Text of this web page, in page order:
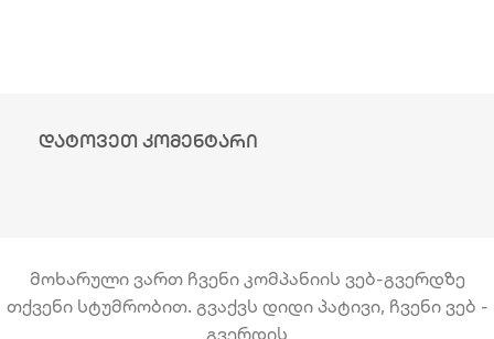
დატოვეთ კომენტარი
მოხარული ვართ ჩვენი კომპანიის ვებ-გვერდზე
თქვენი სტუმრობით. გვაქვს დიდი პატივი, ჩვენი ვებ -
გვერდის